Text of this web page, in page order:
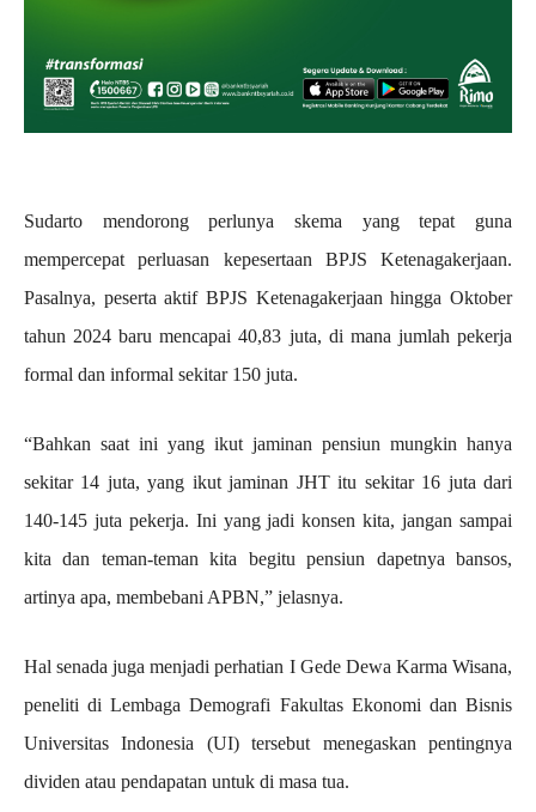
Sudarto mendorong perlunya skema yang tepat guna
mempercepat perluasan kepesertaan BPJS Ketenagakerjaan.
Pasalnya, peserta aktif BPJS Ketenagakerjaan hingga Oktober
tahun 2024 baru mencapai 40,83 juta, di mana jumlah pekerja
formal dan informal sekitar 150 juta.
“Bahkan saat ini yang ikut jaminan pensiun mungkin hanya
sekitar 14 juta, yang ikut jaminan JHT itu sekitar 16 juta dari
140-145 juta pekerja. Ini yang jadi konsen kita, jangan sampai
kita dan teman-teman kita begitu pensiun dapetnya bansos,
artinya apa, membebani APBN,” jelasnya.
Hal senada juga menjadi perhatian I Gede Dewa Karma Wisana,
peneliti di Lembaga Demografi Fakultas Ekonomi dan Bisnis
Universitas Indonesia (UI) tersebut menegaskan pentingnya
dividen atau pendapatan untuk di masa tua.